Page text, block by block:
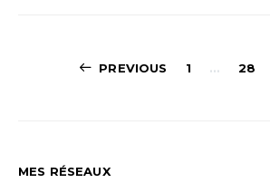
PREVIOUS 1 … 28
MES RÉSEAUX